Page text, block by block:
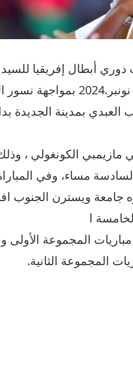
أبطال إفريقيا
والتي ستحتضنها المغرب في الفترة مابين 9 و 23
وذلك يوم السبت 09 نونبر 2024 بملعب العبدي بمدينة
مازيمبي الكونغولي ،
السادسة مساء، وفي
جامعة ويسترن الجنوب
ا
المجموعة الأولى
المجموعة الثانية.